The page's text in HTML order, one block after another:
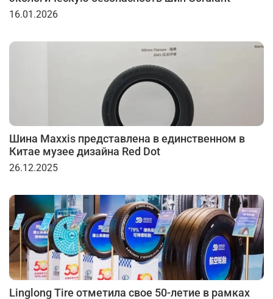
16.01.2026
Шина Maxxis представлена в единственном в
Китае музее дизайна Red Dot
26.12.2025
Linglong Tire отметила свое 50-летие в рамках